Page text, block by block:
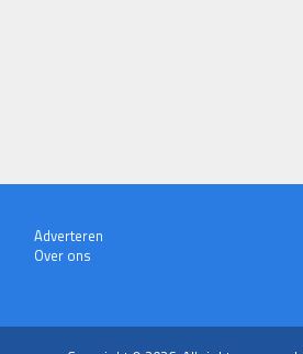
Adverteren
Over ons